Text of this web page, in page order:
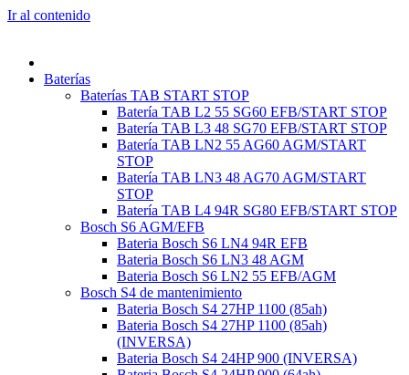
Ir al contenido
Baterías
Baterías TAB START STOP
Batería TAB L2 55 SG60 EFB/START STOP
Batería TAB L3 48 SG70 EFB/START STOP
Batería TAB LN2 55 AG60 AGM/START
STOP
Batería TAB LN3 48 AG70 AGM/START
STOP
Batería TAB L4 94R SG80 EFB/START STOP
Bosch S6 AGM/EFB
Bateria Bosch S6 LN4 94R EFB
Bateria Bosch S6 LN3 48 AGM
Bateria Bosch S6 LN2 55 EFB/AGM
Bosch S4 de mantenimiento
Bateria Bosch S4 27HP 1100 (85ah)
Bateria Bosch S4 27HP 1100 (85ah)
(INVERSA)
Bateria Bosch S4 24HP 900 (INVERSA)